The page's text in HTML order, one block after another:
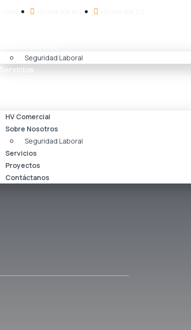
Seguridad Laboral
Servicios
HV Comercial
Sobre Nosotros
Seguridad Laboral
Servicios
Proyectos
Contáctanos